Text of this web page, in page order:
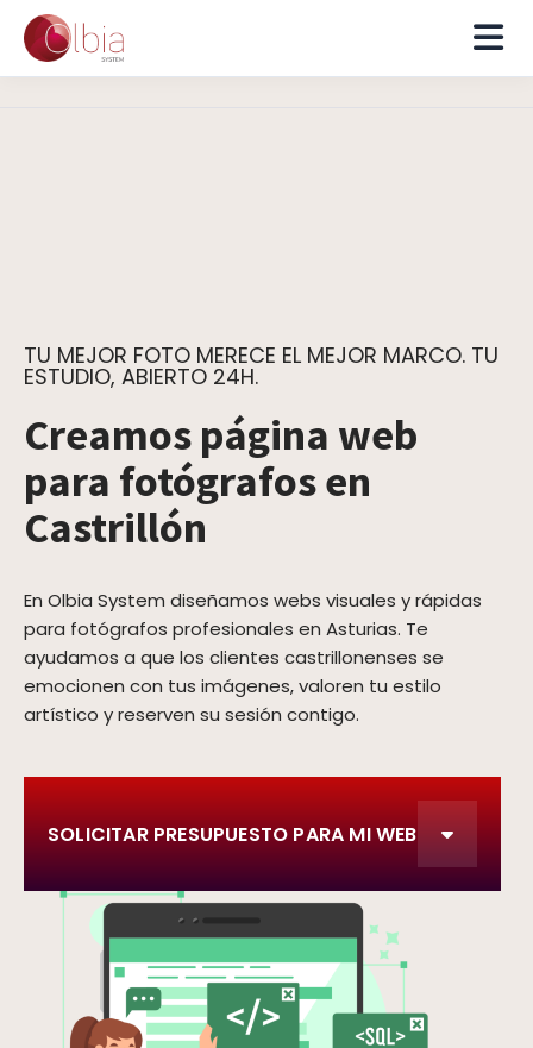
TU MEJOR FOTO MERECE EL MEJOR MARCO. TU
ESTUDIO, ABIERTO 24H.
Creamos página web
para fotógrafos en
Castrillón
En Olbia System diseñamos webs visuales y rápidas
para fotógrafos profesionales en Asturias. Te
ayudamos a que los clientes castrillonenses se
emocionen con tus imágenes, valoren tu estilo
artístico y reserven su sesión contigo.
SOLICITAR PRESUPUESTO PARA MI WEB